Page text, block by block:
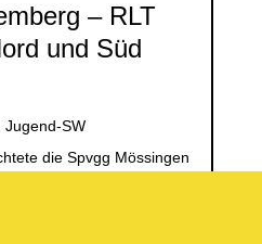
– RLT
und Süd
Jugend-SW
die Spvgg Mössingen